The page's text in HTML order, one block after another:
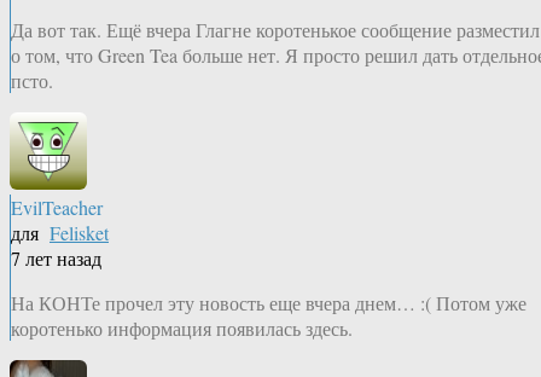
Да вот так. Ещё вчера Глагне коротенькое сообщение разместил
о том, что Green Tea больше нет. Я просто решил дать
псто.
EvilTeacher
для Felisket
7 лет назад
На КОНТе прочел эту новость еще вчера днем… :( Потом уже
коротенько информация появилась здесь.